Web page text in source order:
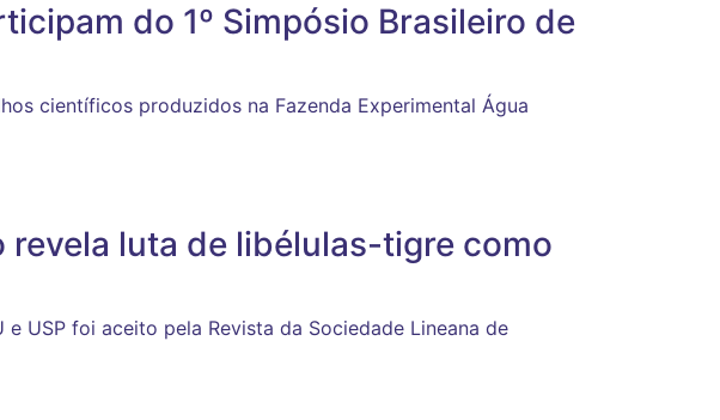
do 1º Simpósio Brasileiro de
científicos produzidos na Fazenda Experimental Água
revela luta de libélulas-tigre como
USP foi aceito pela Revista da Sociedade Lineana de